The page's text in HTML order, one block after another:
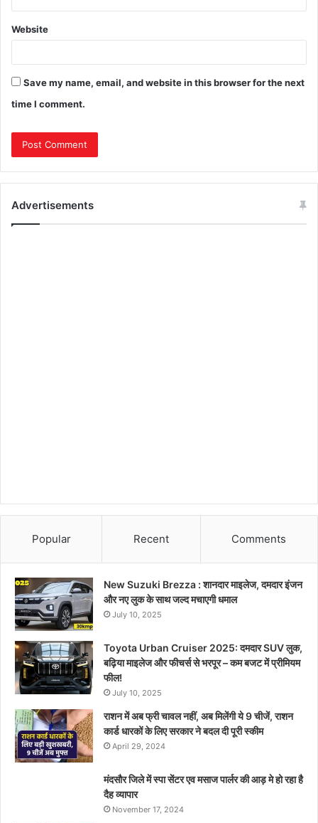
Website
Save my name, email, and website in this browser for the next
time I comment.
Advertisements
Popular Recent Comments
New Suzuki Brezza : शानदार माइलेज, दमदार इंजन
और नए लुक के साथ जल्द मचाएगी धमाल
July 10, 2025
Toyota Urban Cruiser 2025: दमदार SUV लुक,
बढ़िया माइलेज और फीचर्स से भरपूर – कम बजट में प्रीमियम
फील!
July 10, 2025
राशन में अब फ्री चावल नहीं, अब मिलेंगी ये 9 चीजें, राशन
कार्ड धारकों के लिए सरकार ने बदल दी पूरी स्कीम
April 29, 2024
मंदसौर जिले में स्पा सेंटर एव मसाज पार्लर की आड़ मे हो रहा है
दैह व्यापार
November 17, 2024